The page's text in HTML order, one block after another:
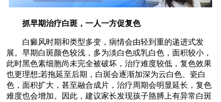
抓早期治疗白斑，一人一方促复色
白癜风时期和类型多变，病情会由轻到重的递进式发
展。早期白斑颜色较浅，多为淡白色或乳白色，面积较小，
此时黑色素细胞尚未完全被破坏，治疗难度较低，复色效果
也更理想;若拖延至后期，白斑会逐渐加深为云白色、瓷白
色，面积扩大，甚至融合成片，治疗周期会明显延长，复色
难度也会增加。因此，建议家长发现孩子胳膊上有异常白斑